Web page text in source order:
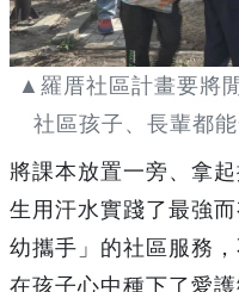
▲羅厝社區計畫要將
社區孩子、長輩都
將課本放置一旁、拿
生用汗水實踐了最強
幼攜手」的社區服務
在孩子心中種下了愛護